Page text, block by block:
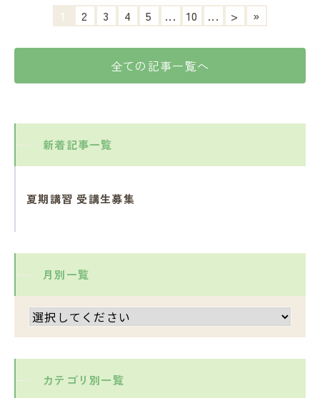
1 2 3 4 5 ... 10 ... > »
全ての記事一覧へ
新着記事一覧
夏期講習 受講生募集
月別一覧
カテゴリ別一覧